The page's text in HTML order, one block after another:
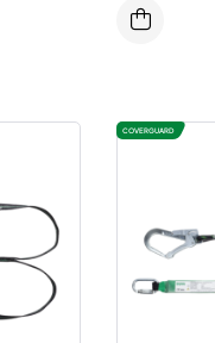
COVERGUARD